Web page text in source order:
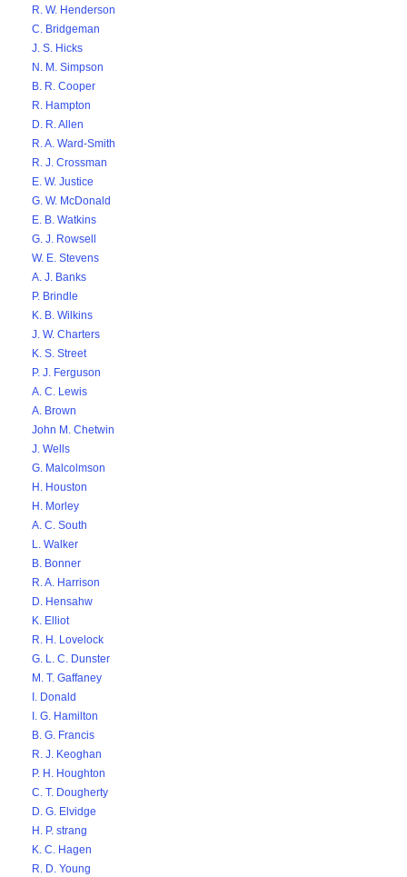
R. W. Henderson
C. Bridgeman
J. S. Hicks
N. M. Simpson
B. R. Cooper
R. Hampton
D. R. Allen
R. A. Ward-Smith
R. J. Crossman
E. W. Justice
G. W. McDonald
E. B. Watkins
G. J. Rowsell
W. E. Stevens
A. J. Banks
P. Brindle
K. B. Wilkins
J. W. Charters
K. S. Street
P. J. Ferguson
A. C. Lewis
A. Brown
John M. Chetwin
J. Wells
G. Malcolmson
H. Houston
H. Morley
A. C. South
L. Walker
B. Bonner
R. A. Harrison
D. Hensahw
K. Elliot
R. H. Lovelock
G. L. C. Dunster
M. T. Gaffaney
I. Donald
I. G. Hamilton
B. G. Francis
R. J. Keoghan
P. H. Houghton
C. T. Dougherty
D. G. Elvidge
H. P. strang
K. C. Hagen
R. D. Young